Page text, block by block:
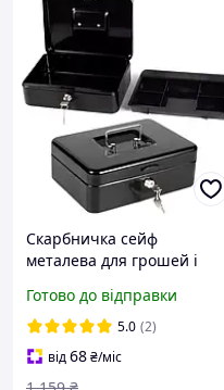
Скарбничка сейф
металева для грошей і
чорна Malatec HE1003
Готово до відправки
5.0 (2)
від68₴/міс